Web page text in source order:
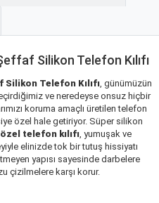
Silikon Telefon Kılıfı
Telefon Kılıfı , günümüzün
ve neredeyse onsuz hiçbir
koruma amaçlı üretilen telefon
özel hale getiriyor. Süper silikon
telefon kılıfı , yumuşak ve
elinizde tok bir tutuş hissiyatı
yapısı sayesinde darbelere
çizilmelere karşı korur.